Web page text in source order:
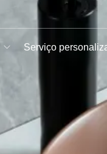
Serviço